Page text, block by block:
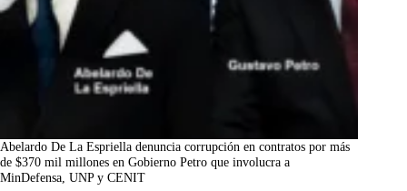
Abelardo De La Espriella denuncia corrupción en contratos por más
de $370 mil millones en Gobierno Petro que involucra a
MinDefensa, UNP y CENIT